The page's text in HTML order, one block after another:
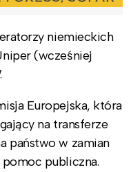
niemieckich
(wcześniej
Europejska, która
na transferze
państwo w zamian
publiczna.